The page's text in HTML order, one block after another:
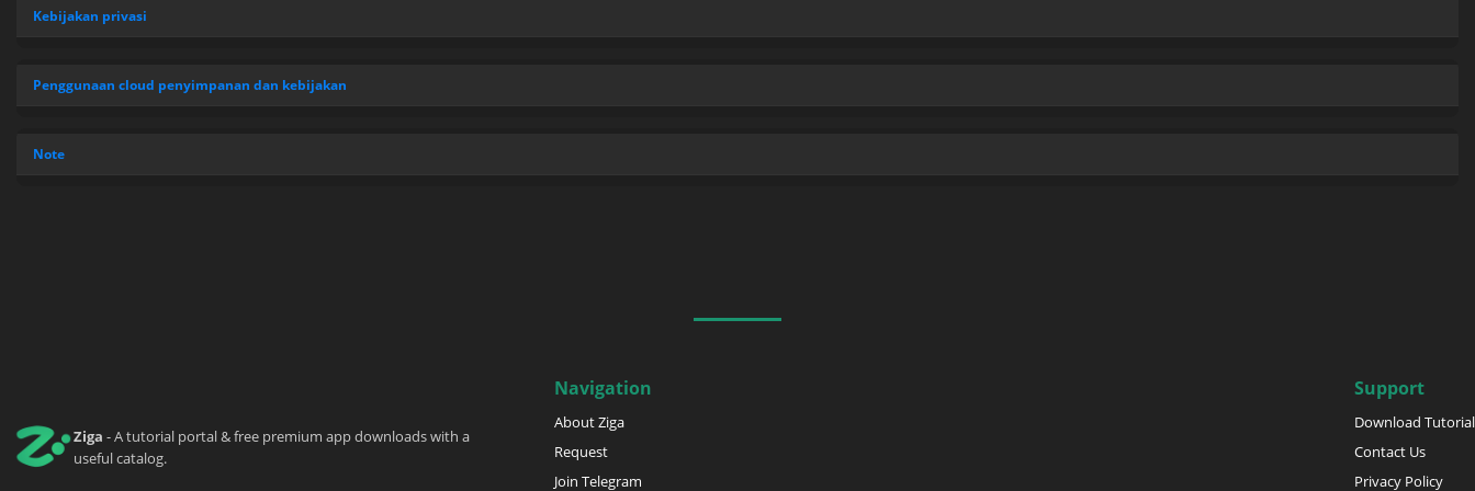
Kebijakan privasi
Penggunaan cloud penyimpanan dan kebijakan
Note
Ziga - A tutorial portal & free premium app downloads with a
useful catalog.
Navigation
About Ziga
Request
Join Telegram
Support
Download Tutorial
Contact Us
Privacy Policy